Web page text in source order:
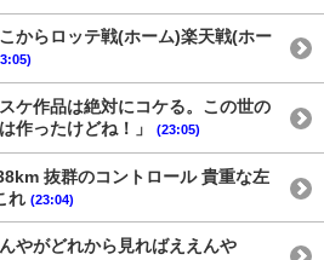
からロッテ戦(ホーム)楽天戦(ホー
ケ作品は絶対にコケる。この世の
作ったけどね！」
(23:05)
抜群のコントロール 貴重な左
れ (23:04)
やがどれから見ればええんや